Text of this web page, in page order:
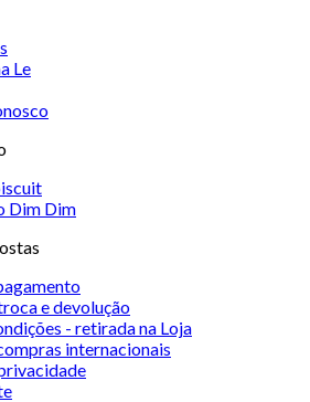
Le
Dim Dim
e devolução
- retirada na Loja
internacionais